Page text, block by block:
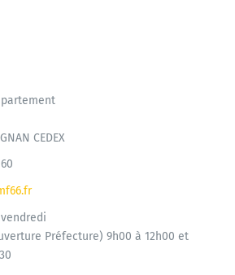
CEDEX
Préfecture) 9h00 à 12h00 et